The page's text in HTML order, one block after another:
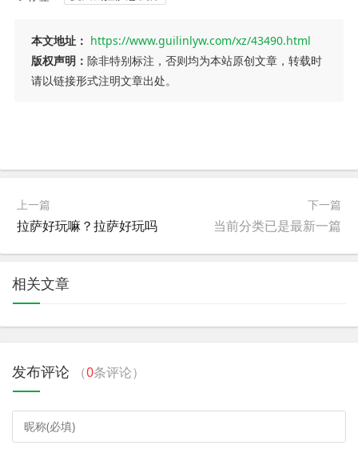
本文地址： https://www.guilinlyw.com/xz/43490.html
版权声明： 除非特别标注，否则均为本站原创文章，转载时
请以链接形式注明文章出处。
上一篇
拉萨好玩嘛？拉萨好玩吗
下一篇
当前分类已是最新一篇
相关文章
发布评论 （0条评论）